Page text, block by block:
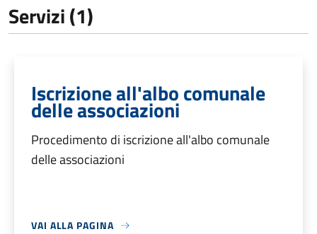
Servizi (1)
Iscrizione all'albo comunale
delle associazioni
Procedimento di iscrizione all'albo comunale
delle associazioni
VAI ALLA PAGINA